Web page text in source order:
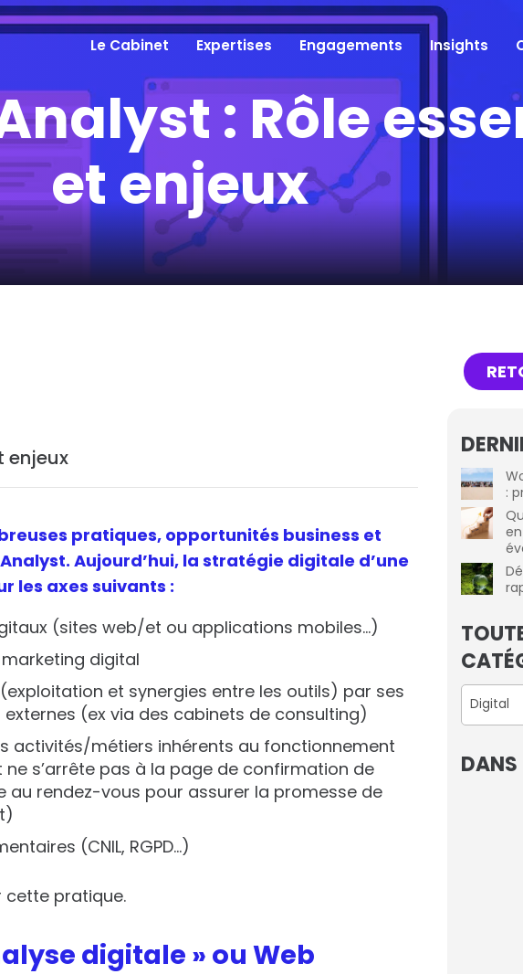
Le Cabinet Expertises Engagements Insights
: Rôle
et enjeux
enjeux
pratiques, opportunités business et
Aujourd’hui, la stratégie digitale d’une
les axes suivants :
(sites web/et ou applications mobiles…)
marketing digital
et synergies entre les outils) par ses
(ex via des cabinets de consulting)
activités/métiers inhérents au fonctionnement
ne s’arrête pas à la page de confirmation de
rendez-vous pour assurer la promesse de
(CNIL, RGPD…)
cette pratique.
digitale » ou Web
:
DANS